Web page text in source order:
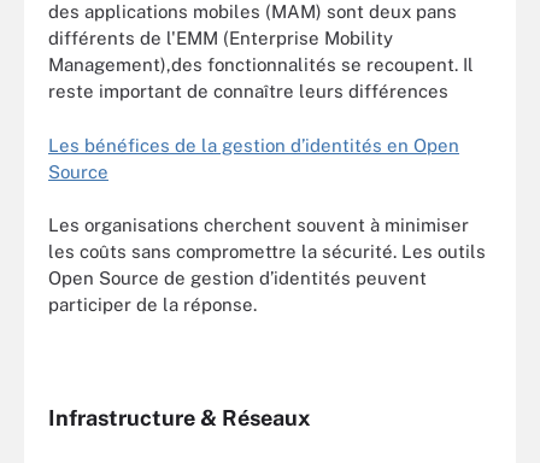
des applications mobiles (MAM) sont deux pans
différents de l'EMM (Enterprise Mobility
Management),des fonctionnalités se recoupent. Il
reste important de connaître leurs différences
Les bénéfices de la gestion d’identités en Open
Source
Les organisations cherchent souvent à minimiser
les coûts sans compromettre la sécurité. Les outils
Open Source de gestion d’identités peuvent
participer de la réponse.
Infrastructure & Réseaux